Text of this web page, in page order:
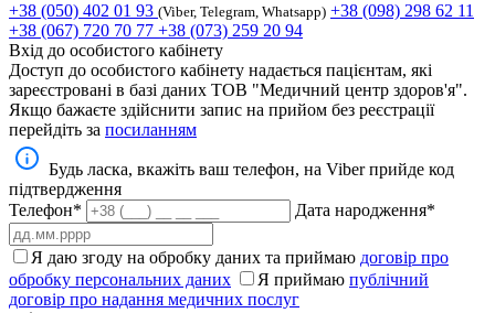
+38 (050) 402 01 93 (Viber, Telegram, Whatsapp) +38 (098) 298 62 11
+38 (067) 720 70 77 +38 (073) 259 20 94
Вхід до особистого кабінету
Доступ до особистого кабінету надається пацієнтам, які
зареєстровані в базі даних ТОВ "Медичний центр здоров'я".
Якщо бажаєте здійснити запис на прийом без реєстрації
перейдіть за посиланням
Будь ласка, вкажіть ваш телефон, на Viber прийде код
підтвердження
Телефон*
Дата народження*
Я даю згоду на обробку даних та приймаю договір про
обробку персональних даних
Я приймаю публічний
договір про надання медичних послуг